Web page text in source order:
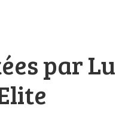
par Lu